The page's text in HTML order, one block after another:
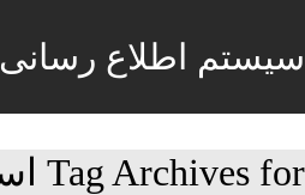
سیستم اطلاع رسانی
Tag Archives for استخدامی پاره